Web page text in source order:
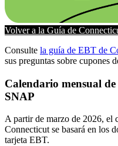
Volver a la Guía de
Consulte la guía de EBT de
sus preguntas sobre cupones
Calendario mensual de
SNAP
A partir de marzo de 2026, el
Connecticut se basará en los
tarjeta EBT.